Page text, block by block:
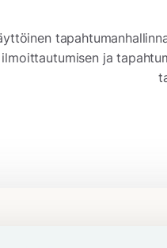
ja